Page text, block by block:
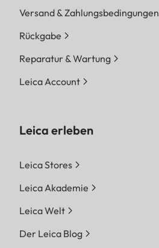
Versand & Zahlungsbedingungen
Rückgabe
Reparatur & Wartung
Leica Account
Leica erleben
Leica Stores
Leica Akademie
Leica Welt
Der Leica Blog